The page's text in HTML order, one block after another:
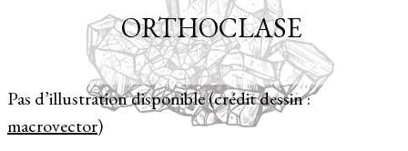
Liens et ressources
Pas d’illustration disponible (crédit dessin :
macrovector)
ORTHOCLASE